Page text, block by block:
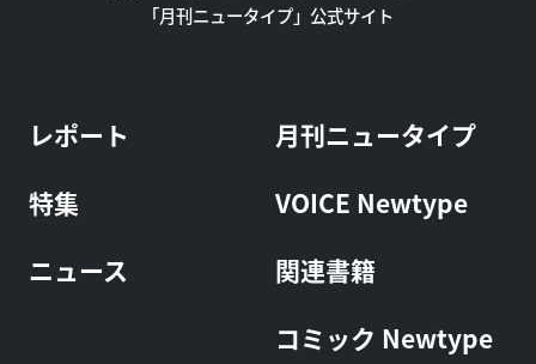
「月刊ニュータイプ」公式サイト
レポート
特集
ニュース
月刊ニュータイプ
VOICE Newtype
関連書籍
コミック Newtype